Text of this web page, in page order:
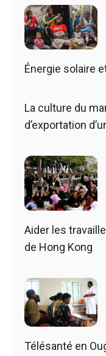
Énergie solaire
La culture du
d’exportation
Aider les
de Hong Kong
Télésanté en